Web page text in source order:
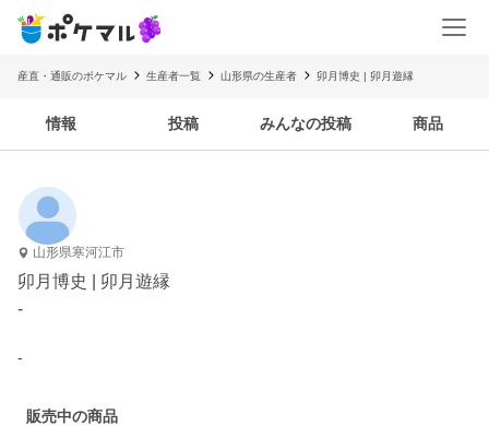
産直・通販のポケマル 生産者一覧 山形県の生産者 卯月博史 | 卯月遊縁
情報 投稿 みんなの投稿 商品
山形県寒河江市
卯月博史 | 卯月遊縁
-
-
販売中の商品